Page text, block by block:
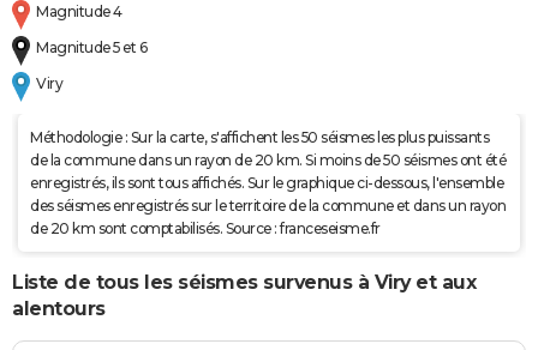
Magnitude 4
Magnitude 5 et 6
Viry
Méthodologie : Sur la carte, s'affichent les 50 séismes les plus puissants
de la commune dans un rayon de 20 km. Si moins de 50 séismes ont été
enregistrés, ils sont tous affichés. Sur le graphique ci-dessous, l'ensemble
des séismes enregistrés sur le territoire de la commune et dans un rayon
de 20 km sont comptabilisés. Source : franceseisme.fr
Liste de tous les séismes survenus à Viry et aux
alentours